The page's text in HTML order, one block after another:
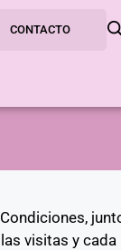
CONTACTO
visitas y cada